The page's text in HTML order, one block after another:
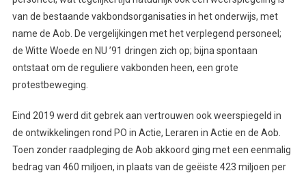
van de bestaande vakbondsorganisaties in het onderwijs, met
name de Aob. De vergelijkingen met het verplegend personeel;
de Witte Woede en NU ’91 dringen zich op; bijna spontaan
ontstaat om de reguliere vakbonden heen, een grote
protestbeweging.
Eind 2019 werd dit gebrek aan vertrouwen ook weerspiegeld in
de ontwikkelingen rond PO in Actie, Leraren in Actie en de Aob.
Toen zonder raadpleging de Aob akkoord ging met een eenmalig
bedrag van 460 miljoen, in plaats van de geëiste 423 miljoen per